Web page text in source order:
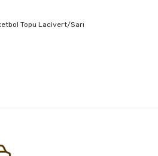
Topu Lacivert/Sarı